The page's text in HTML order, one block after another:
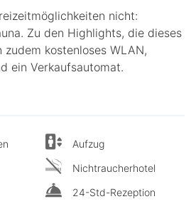
nicht:
Zu den Highlights, die dieses
kostenloses WLAN,
ein Verkaufsautomat.
Aufzug
Nichtraucherhotel
24-Std-Rezeption